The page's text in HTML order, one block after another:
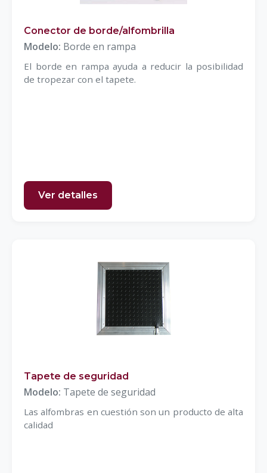
Conector de borde/alfombrilla
Modelo: Borde en rampa
El borde en rampa ayuda a reducir la posibilidad
de tropezar con el tapete.
Ver detalles
Tapete de seguridad
Modelo: Tapete de seguridad
Las alfombras en cuestión son un producto de alta
calidad